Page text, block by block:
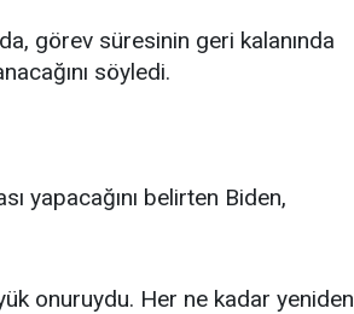
görev süresinin geri kalanında
söyledi.
yapacağını belirten Biden,
onuruydu. Her ne kadar yeniden